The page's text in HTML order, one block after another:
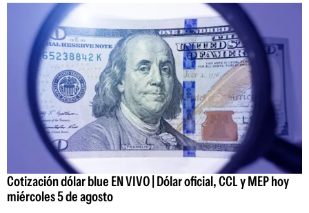
Cotización dólar blue EN VIVO | Dólar oficial, CCL y MEP hoy
miércoles 5 de agosto